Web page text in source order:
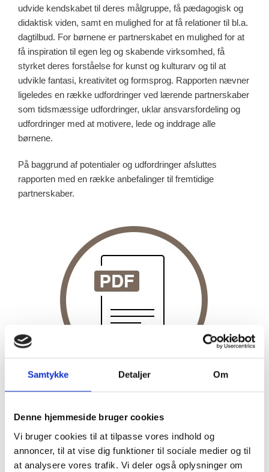
Samtykke Detaljer Om
Denne hjemmeside bruger cookies
Vi bruger cookies til at tilpasse vores indhold og
annoncer, til at vise dig funktioner til sociale medier og til
at analysere vores trafik. Vi deler også oplysninger om
udvide kendskabet til deres målgruppe, få pædagogisk og
didaktisk viden, samt en mulighed for at få relationer til bl.a.
dagtilbud. For børnene er partnerskabet en mulighed for at
få inspiration til egen leg og skabende virksomhed, få
styrket deres forståelse for kunst og kulturarv og til at
udvikle fantasi, kreativitet og formsprog. Rapporten nævner
ligeledes en række udfordringer ved lærende partnerskaber
som tidsmæssige udfordringer, uklar ansvarsfordeling og
udfordringer med at motivere, lede og inddrage alle
børnene.
På baggrund af potentialer og udfordringer afsluttes
rapporten med en række anbefalinger til fremtidige
partnerskaber.